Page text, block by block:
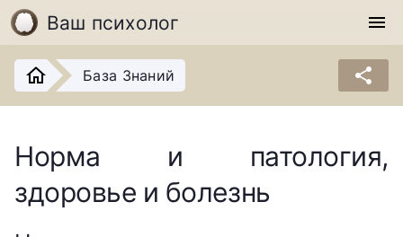
Ваш психолог menu
База Знаний share
Норма и патология,
здоровье и болезнь